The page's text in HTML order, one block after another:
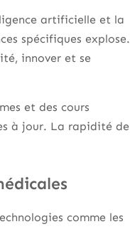
artificielle et la
spécifiques explose.
innover et se
et des cours
à jour. La rapidité de
comme les